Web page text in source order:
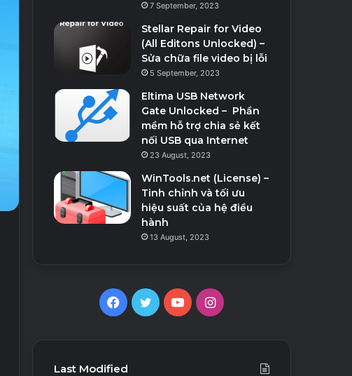
7 September, 2023
Stellar Repair for Video
(All Editons Unlocked) –
Sửa chữa file video bị lỗi
5 September, 2023
Eltima USB Network
Gate Unlocked – Phần
mềm hỗ trợ chia sẻ kết
nối USB qua Internet
23 August, 2023
WinTools.net (License) –
Tinh chỉnh và tối ưu
hiệu suất của hệ điều
hành
13 August, 2023
Facebook
TwitterYouTubeInstagram
Last Modified